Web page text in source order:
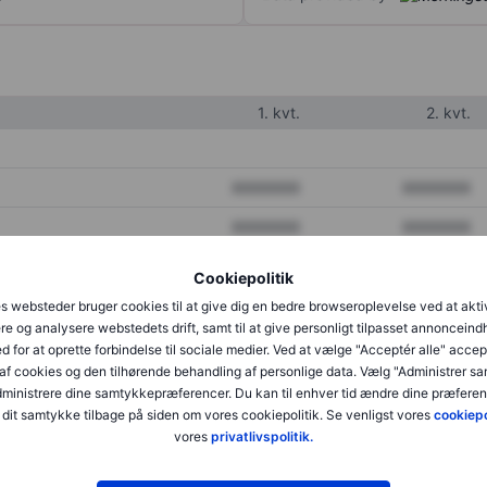
Cookiepolitik
websteder bruger cookies til at give dig en bedre browseroplevelse ved at
og analysere webstedets drift, samt til at give personligt tilpasset
for at oprette forbindelse til sociale medier. Ved at vælge "Acceptér alle"
cookies og den tilhørende behandling af personlige data. Vælg "Administrer
dine samtykkepræferencer. Du kan til enhver tid ændre dine
samtykke tilbage på siden om vores cookiepolitik. Se venligst vores
vores privatlivspolitik.
1. kvt. 2. kvt.
XXXXXXX XXXXXXX
XXXXXXX